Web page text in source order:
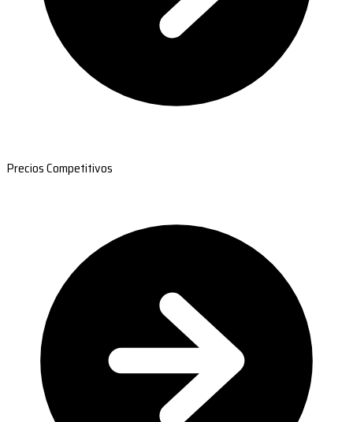
Precios Competitivos